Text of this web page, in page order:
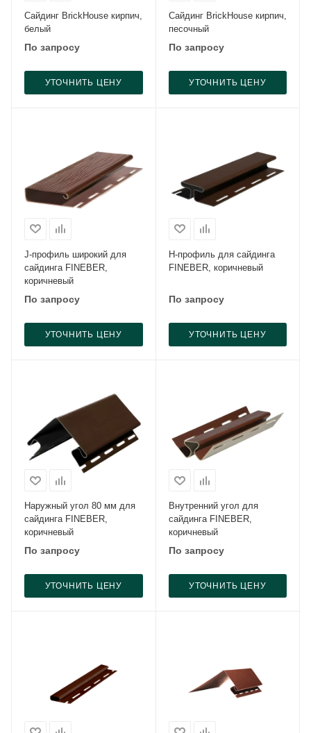
Сайдинг BrickHouse кирпич,
белый
По запросу
УТОЧНИТЬ ЦЕНУ
Сайдинг BrickHouse кирпич,
песочный
По запросу
УТОЧНИТЬ ЦЕНУ
J-профиль широкий для
сайдинга FINEBER,
коричневый
По запросу
УТОЧНИТЬ ЦЕНУ
H-профиль для сайдинга
FINEBER, коричневый
По запросу
УТОЧНИТЬ ЦЕНУ
Наружный угол 80 мм для
сайдинга FINEBER,
коричневый
По запросу
УТОЧНИТЬ ЦЕНУ
Внутренний угол для
сайдинга FINEBER,
коричневый
По запросу
УТОЧНИТЬ ЦЕНУ